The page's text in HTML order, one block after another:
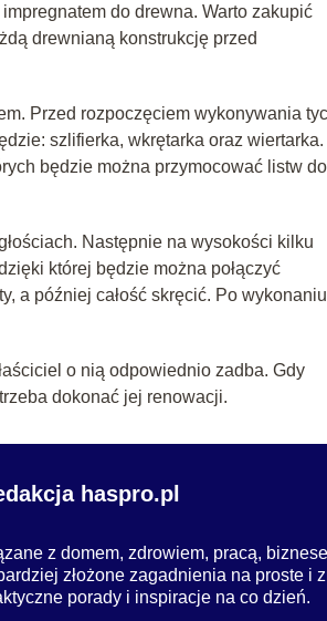
do drewna. Warto zakupić
drewnianą konstrukcję przed
Przed rozpoczęciem wykonywania
szlifierka, wkrętarka oraz wiertarka.
będzie można przymocować listw do
Następnie na wysokości kilku
której będzie można połączyć
a później całość skręcić. Po wykonaniu
o nią odpowiednio zadba. Gdy
dokonać jej renowacji.
haspro.pl
z domem, zdrowiem, pracą,
złożone zagadnienia na proste i
porady i inspiracje na co dzień.